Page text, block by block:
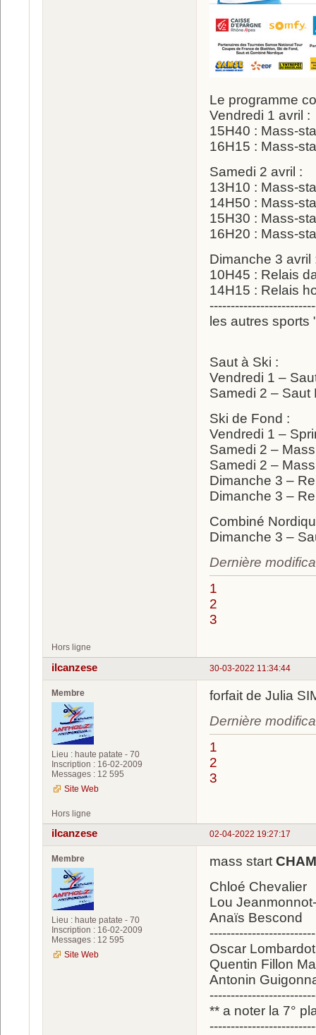
Le programme
Vendredi 1 avril :
15H40 : Mass-
16H15 : Mass-
Samedi 2 avril :
13H10 : Mass-
14H50 : Mass-
15H30 : Mass-
16H20 : Mass-
Dimanche 3 avril
10H45 : Relais
14H15 : Relais
les autres sports
Saut à Ski :
Vendredi 1 –
Samedi 2 – Saut
Ski de Fond :
Vendredi 1 –
Samedi 2 –
Samedi 2 –
Dimanche 3 –
Dimanche 3 –
Combiné
Dimanche 3 –
Dernière
1
2
3
Hors ligne
30-03-2022 11:34:44
ilcanzese
Membre
Lieu : haute patate - 70
Inscription : 16-02-2009
Messages : 12 595
Site Web
forfait de Julia
Dernière
1
2
3
Hors ligne
02-04-2022 19:27:17
ilcanzese
Membre
Lieu : haute patate - 70
Inscription : 16-02-2009
Messages : 12 595
Site Web
mass start
Chloé Chevalier
Lou
Anaïs Bescond
-------------------------
Oscar Lombardot
Quentin Fillon
Antonin
** a noter la 7°